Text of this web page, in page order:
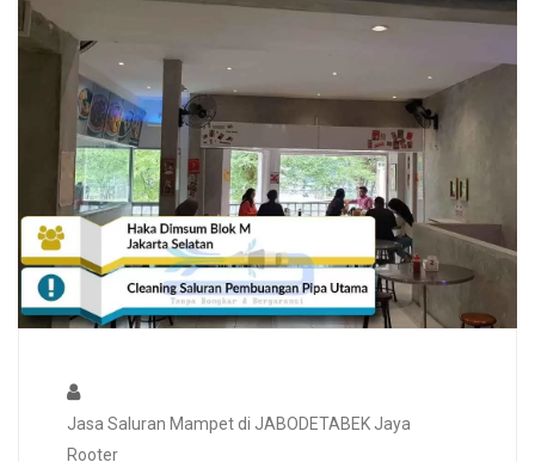
Jasa Saluran Mampet di JABODETABEK Jaya
Rooter